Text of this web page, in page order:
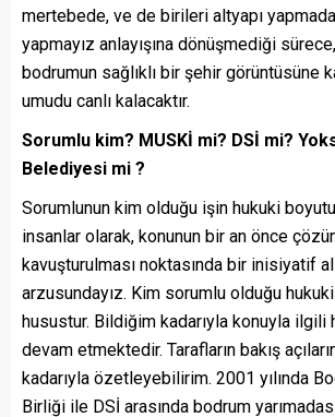
mertebede, ve de birileri altyapı
yapmayız anlayışına dönüşmediği
bodrumun sağlıklı bir şehir görüntüsüne
umudu canlı kalacaktır.
Sorumlu kim? MUSKİ mi? DSİ mi?
Belediyesi mi ?
Sorumlunun kim olduğu işin hukuki
insanlar olarak, konunun bir an önce
kavuşturulması noktasında bir inisiyatif
arzusundayız. Kim sorumlu olduğu
husustur. Bildiğim kadarıyla konuyla ilgili
devam etmektedir. Tarafların bakış
kadarıyla özetleyebilirim. 2001 yılında
Birliği ile DSİ arasında bodrum